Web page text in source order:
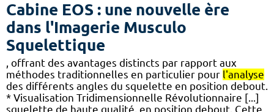
Cabine EOS : une nouvelle ère
dans l'Imagerie Musculo
Squelettique
, offrant des avantages distincts par rapport aux
méthodes traditionnelles en particulier pour l'analyse
des différents angles du squelette en position debout.
* Visualisation Tridimensionnelle Révolutionnaire [...]
squelette de haute qualité, en position debout. Cette